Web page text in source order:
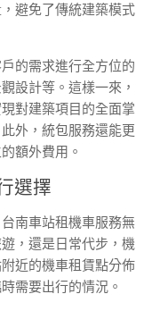
避免了傳統建築模式
的需求進行全方位的
設計等。這樣一來，
對建築項目的全面掌
外，統包服務還能更
額外費用。
選擇
南車站租機車服務無
，還是日常代步，機
近的機車租賃點分佈
需要出行的情況。